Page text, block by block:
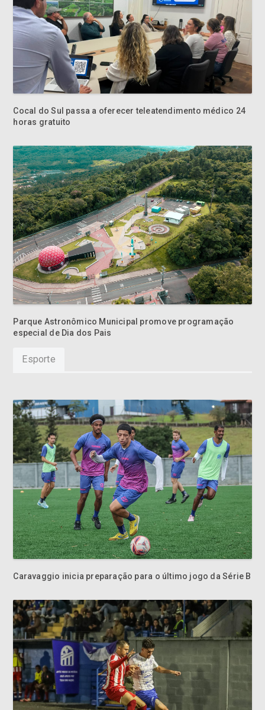
Cocal do Sul passa a oferecer teleatendimento médico 24
horas gratuito
Parque Astronômico Municipal promove programação
especial de Dia dos Pais
Esporte
Caravaggio inicia preparação para o último jogo da Série B